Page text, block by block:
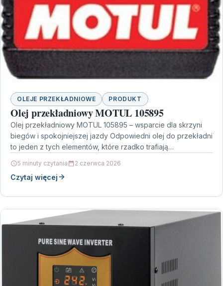
OLEJE PRZEKŁADNIOWE PRODUKT
Olej przekładniowy MOTUL 105895
Olej przekładniowy MOTUL 105895 – wsparcie dla skrzyni
biegów i spokojniejszej jazdy Odpowiedni olej do przekładni
to jeden z tych elementów, które rzadko trafiają…
5 minuty czytania 2 czerwca 2026
Czytaj więcej